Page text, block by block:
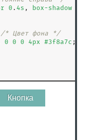
0 . 4s , box-shadow
/* Цвет фона */
0 0 0 4px #3f8a7c ;
button
button>